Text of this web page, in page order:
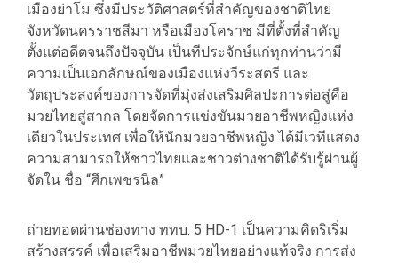
เมืองย่าโม ซึ่งมีประวัติศาสตร์ที่สำคัญของชาติไทย
จังหวัดนครราชสีมา หรือเมืองโคราช มีที่ตั้งที่สำคัญ
ตั้งแต่อดีตจนถึงปัจจุบัน เป็นทีประจักษ์แก่ทุกท่านว่ามี
ความเป็นเอกลักษณ์ของเมืองแห่งวีระสตรี และ
วัตถุประสงค์ของการจัดที่มุ่งส่งเสริมศิลปะการต่อสู่คือ
มวยไทยสู่สากล โดยจัดการแข่งขันมวยอาชีพหญิงแห่ง
เดียวในประเทศ เพื่อให้นักมวยอาชีพหญิง ได้มีเวทีแสดง
ความสามารถให้ชาวไทยและชาวต่างชาติได้รับรู้ผ่านผู้
จัดใน ชื่อ “ศึกเพชรนิล”
ถ่ายทอดผ่านช่องทาง ททบ. 5 HD-1 เป็นความคิดริเริ่ม
สร้างสรรค์ เพื่อเสริมอาชีพมวยไทยอย่างแท้จริง การส่ง